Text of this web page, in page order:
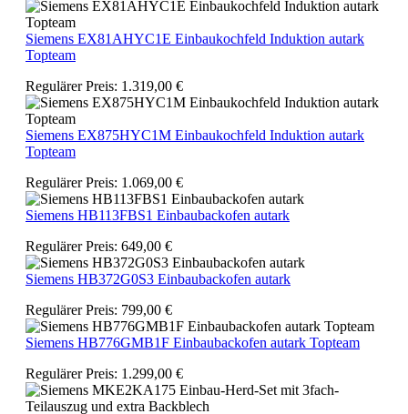
Siemens EX81AHYC1E Einbaukochfeld Induktion autark
Topteam
Regulärer Preis: 1.319,00 €
Siemens EX875HYC1M Einbaukochfeld Induktion autark
Topteam
Regulärer Preis: 1.069,00 €
Siemens HB113FBS1 Einbaubackofen autark
Regulärer Preis: 649,00 €
Siemens HB372G0S3 Einbaubackofen autark
Regulärer Preis: 799,00 €
Siemens HB776GMB1F Einbaubackofen autark Topteam
Regulärer Preis: 1.299,00 €